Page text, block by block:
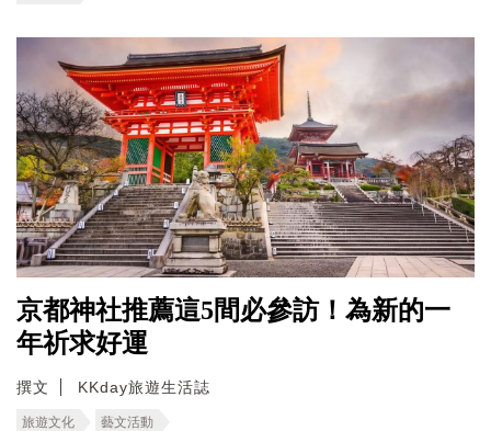
京都神社推薦這5間必參訪！為新的一
年祈求好運
撰文 KKday旅遊生活誌
旅遊文化 藝文活動